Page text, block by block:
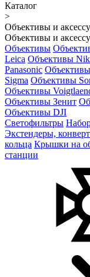
Каталог
>
Объективы и
Объективы и
Объективы
Leica Объективы
Panasonic
Sigma Объективы
Объективы
Объективы Зенит
Объективы DJI
Светофильтры
Экстендеры,
кольца Крышки на
станции